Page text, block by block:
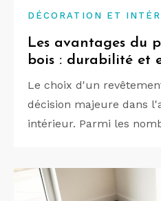
DÉCORATION ET
Les avantages du
bois : durabilité et
Le choix d'un
décision majeure dans
intérieur. Parmi les